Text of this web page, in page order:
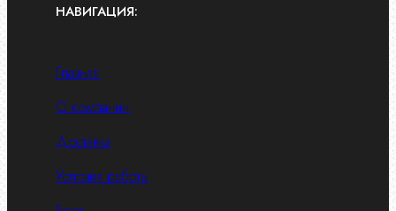
НАВИГАЦИЯ:
Главная
О компании
Доставка
Условия работы